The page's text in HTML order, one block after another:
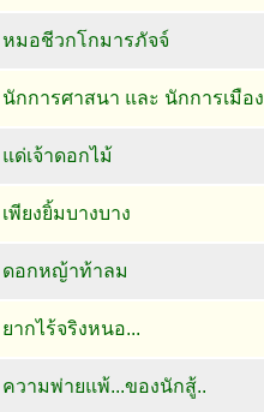
หมอชีวกโกมารภัจจ์
นักการศาสนา และ นักการเมือง
แด่เจ้าดอกไม้
เพียงยิ้มบางบาง
ดอกหญ้าท้าลม
ยากไร้จริงหนอ...
ความพ่ายแพ้...ของนักสู้..